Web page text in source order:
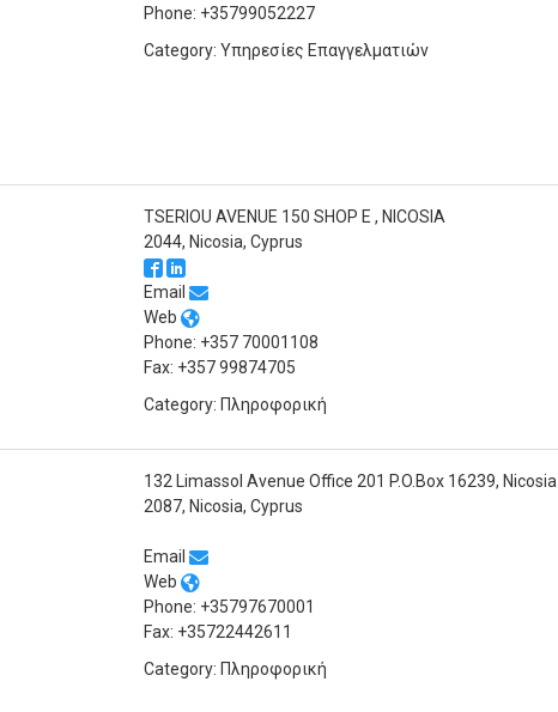
Phone: +35799052227
Category: Υπηρεσίες Επαγγελματιών
TSERIOU AVENUE 150 SHOP E , NICOSIA
2044, Nicosia, Cyprus
Email
Web
Phone: +357 70001108
Fax: +357 99874705
Category: Πληροφορική
132 Limassol Avenue Office 201 P.O.Box 16239, Nicosia
2087, Nicosia, Cyprus
Email
Web
Phone: +35797670001
Fax: +35722442611
Category: Πληροφορική